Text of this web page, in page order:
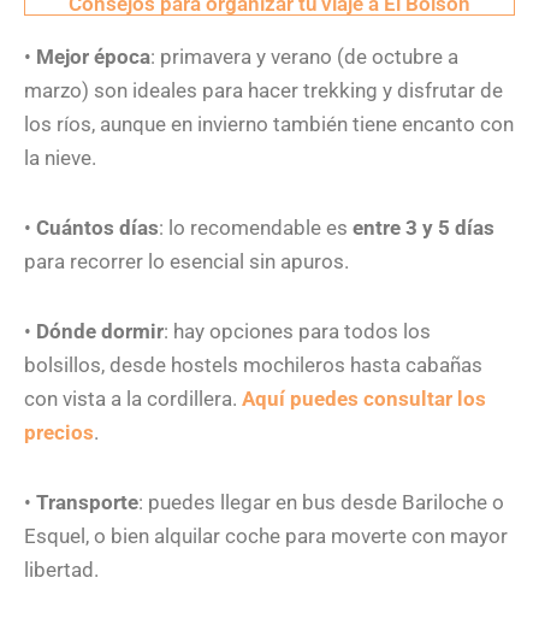
• Mejor época: primavera y verano (de octubre a
marzo) son ideales para hacer trekking y disfrutar de
los ríos, aunque en invierno también tiene encanto con
la nieve.
• Cuántos días: lo recomendable es entre 3 y 5 días
para recorrer lo esencial sin apuros.
• Dónde dormir: hay opciones para todos los
bolsillos, desde hostels mochileros hasta cabañas
con vista a la cordillera. Aquí puedes consultar los
precios.
• Transporte: puedes llegar en bus desde Bariloche o
Esquel, o bien alquilar coche para moverte con mayor
libertad.